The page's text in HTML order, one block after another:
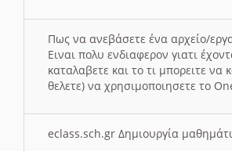
Πως να ανεβάσετε ένα αρχείο/
Ειναι πολυ ενδιαφερον γιατι
καταλαβετε και το τι μπορειτε
θελετε) να χρησιμοποιησετε το
eclass.sch.gr Δημιουργία